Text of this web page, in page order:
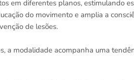
em diferentes planos, estimulando
do movimento e amplia a
de lesões.
a modalidade acompanha uma